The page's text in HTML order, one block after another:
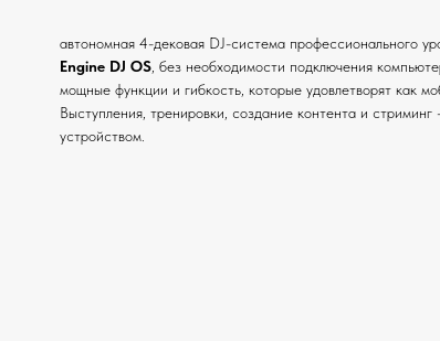
автономная 4-дековая DJ-система профессионального
Engine DJ OS , без необходимости подключения
мощные функции и гибкость, которые удовлетворят как
Выступления, тренировки, создание контента и
устройством.